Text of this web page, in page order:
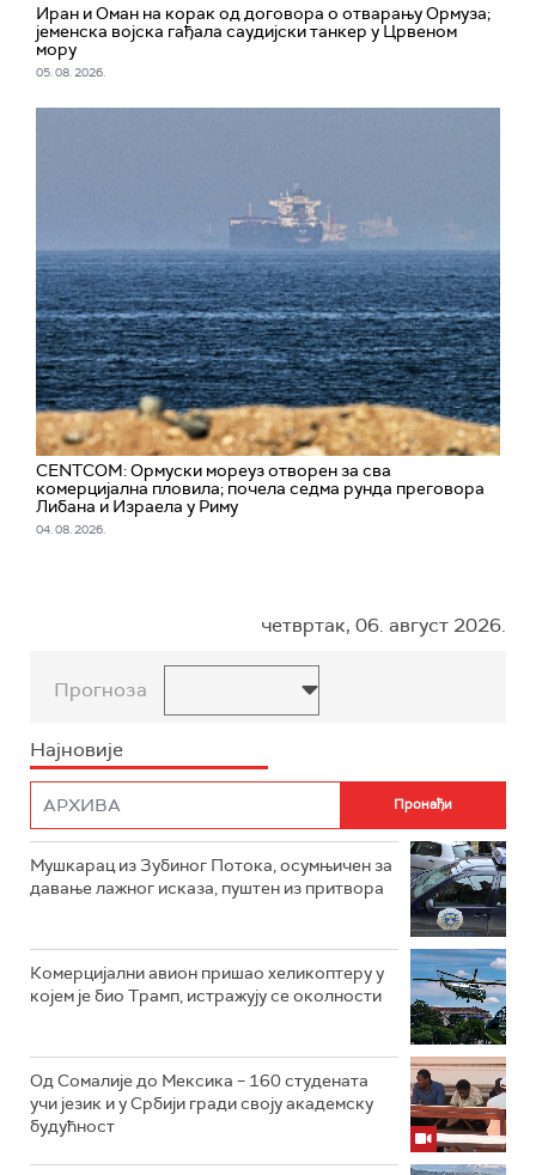
Иран и Оман на корак од договора о отварању Ормуза;
jеменска војска гађала саудијски танкер у Црвеном
мору
05. 08. 2026.
CENTCOM: Ормуски мореуз отворен за сва
комерцијална пловила; почела седма рунда преговора
Либана и Израела у Риму
04. 08. 2026.
четвртак, 06. август 2026.
Прогноза
Најновије
Мушкарац из Зубиног Потока, осумњичен за
давање лажног исказа, пуштен из притвора
Комерцијални авион пришао хеликоптеру у
којем је био Трамп, истражују се околности
Од Сомалије до Мексика – 160 студената
учи језик и у Србији гради своју академску
будућност